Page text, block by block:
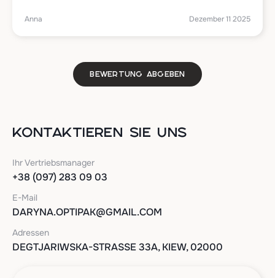
Anna Dezember 11 2025
Bewertung abgeben
KONTAKTIEREN SIE UNS
Ihr Vertriebsmanager
+38 (097) 283 09 03
E-Mail
DARYNA.OPTIPAK@GMAIL.COM
Adressen
DEGTJARIWSKA-STRASSE 33A, KIEW, 02000